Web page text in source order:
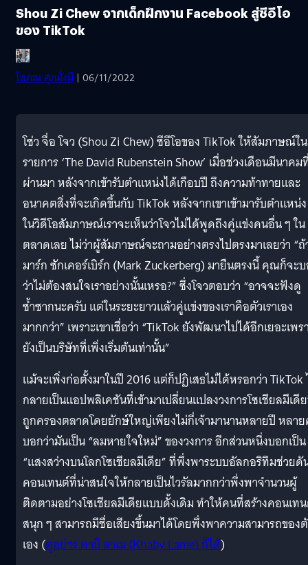
Shou Zi Chew จากเด็กฝึกงาน Facebook สู่ซีอีโอ
ของ TikTok
โสภณ ศุภมั่งมี | 06/11/2022
โซ่ว จื่อ โจว (Shou Zi Chew) ซีอีโอของ TikTok ให้สัมภาษณ์ใน
รายการ ‘The David Rubenstein Show’ เมื่อช่วงเดือนมีนาคม
ผ่านมา หลังจากเข้ารับตำแหน่งได้เกือบปี ถึงความท้าทายและ
อนาคตสิ่งที่จะเกิดขึ้นกับ TikTok หลังจากเขาเข้ามารับตำแหน่ง
ในวิดีโอสัมภาษณ์เราจะเห็นว่าโจวไม่ได้พูดถึงคู่แข่งคนอื่น ๆ ใน
ตลาดเลย ไม่ว่าผู้สัมภาษณ์จะถามอย่างตรงไปตรงมาเลยว่า “ถ้
มาร์ก ซักเคอร์เบิร์ก (Mark Zuckerberg) มายืนตรงนี้ คุณก็จะ
ว่าไม่ต้องสนใจเราอย่างนั้นเหรอ?” ซึ่งโจวตอบว่า “อาจจะฟังดู
ซ้ำซากนะครับ แต่ในระยะยาวแล้วคู่แข่งของเราคือตัวเราเอง
มากกว่า” เพราะเขาเชื่อว่า “TikTok ยังพัฒนาไปได้อีกเยอะเพร
ยังเป็นบริษัทที่เพิ่งเริ่มต้นเท่านั้น”
แม้จะเพิ่งก่อตั้งมาในปี 2016 แต่ก็ปฏิเสธไม่ได้หรอกว่า TikTok
กลายเป็นแอปพลิเคชันที่เข้ามาเปลี่ยนแปลงวงการโซเชียลมีเดี
ถูกครองตลาดโดยยักษ์ใหญ่เพียงไม่กี่เจ้ามานานหลายปี หลา
บอกว่ามันเป็น “ลมหายใจใหม่” ของวงการ อีกส่วนหนึ่งบอกเป็น
“แสงสว่างบนโลกโซเชียลมีเดีย” ที่พึ่งพาระบบอัลกอริทึมช่วยดั
คอนเทนต์ที่น่าสนใจให้กลายเป็นไวรัลมากกว่าพึ่งพาจำนวนผู้
ติดตามอย่างโซเชียลมีเดียแบบดั้งเดิม ทำให้คนที่สร้างคอนเท
สนุก ๆ สามารถมีชื่อเสียงขึ้นมาได้โดยพึ่งพาความสามารถของ
เอง (ดูอย่าง คาบี ลาเม (Khaby Lame) ก็ได้)